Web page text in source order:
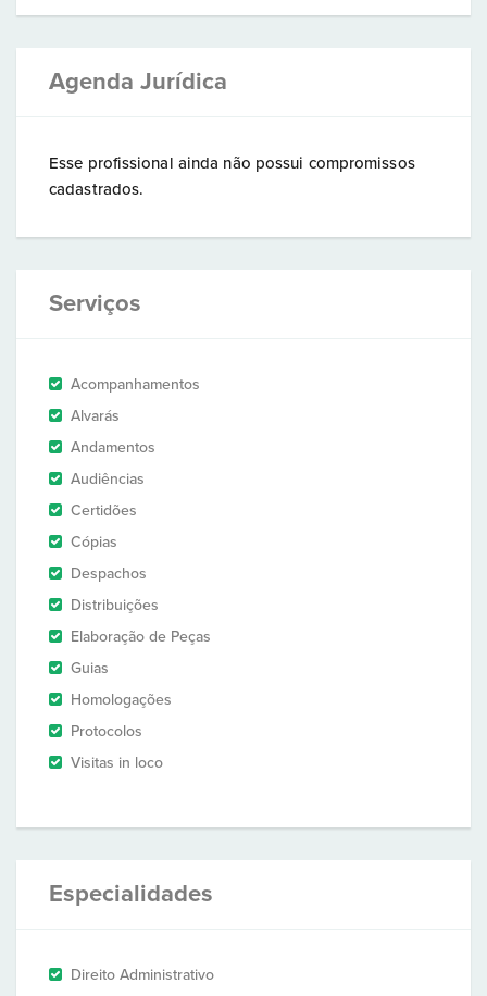
Agenda Jurídica
Esse profissional ainda não possui compromissos
cadastrados.
Serviços
Acompanhamentos
Alvarás
Andamentos
Audiências
Certidões
Cópias
Despachos
Distribuições
Elaboração de Peças
Guias
Homologações
Protocolos
Visitas in loco
Especialidades
Direito Administrativo